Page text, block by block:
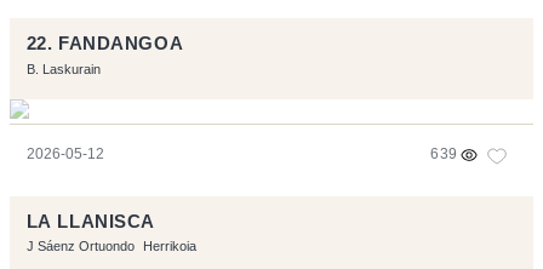
22. FANDANGOA
B. Laskurain
2026-05-12 639
LA LLANISCA
J Sáenz Ortuondo Herrikoia